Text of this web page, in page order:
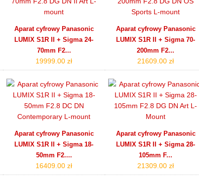
Aparat cyfrowy Panasonic
LUMIX S1R II + Sigma 24-
70mm F2...
19999.00 zł
Aparat cyfrowy Panasonic
LUMIX S1R II + Sigma 70-
200mm F2...
21609.00 zł
Aparat cyfrowy Panasonic
LUMIX S1R II + Sigma 18-
50mm F2....
16409.00 zł
Aparat cyfrowy Panasonic
LUMIX S1R II + Sigma 28-
105mm F...
21309.00 zł